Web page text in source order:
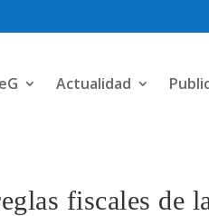
Actualidad
fiscales de